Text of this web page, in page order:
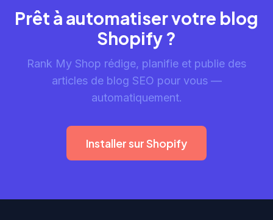
Prêt à automatiser votre blog
Shopify ?
Rank My Shop rédige, planifie et publie des
articles de blog SEO pour vous —
automatiquement.
Installer sur Shopify